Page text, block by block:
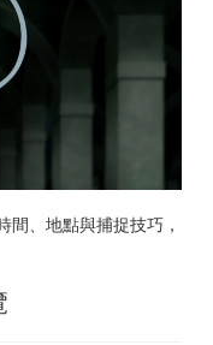
、地點與捕捉技巧，